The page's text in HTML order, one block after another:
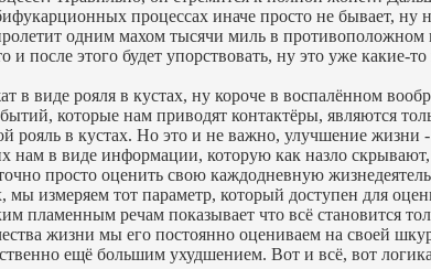
процессах иначе просто не бывает, ну
одним махом тысячи миль в
после этого будет упорствовать, ну это уже какие-
в виде рояля в кустах, ну короче в воспалённом
которые нам приводят контактёры, являются
в кустах. Но это и не важно, улучшение жизни -
нам в виде информации, которую как назло
просто оценить свою каждодневную
мы измеряем тот параметр, который доступен для
пламенным речам показывает что всё становится
жизни мы его постоянно оцениваем на своей
ещё большим ухудшением. Вот и всё, вот